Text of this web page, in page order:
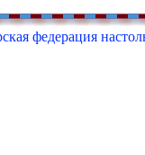
федерация